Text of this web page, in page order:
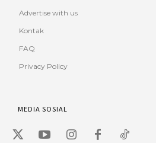
Advertise with us
Kontak
FAQ
Privacy Policy
MEDIA SOSIAL